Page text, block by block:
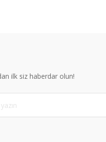
bulunuyor.
daha pahalı.
alternatifler olmalı.
ilk siz haberdar olun!